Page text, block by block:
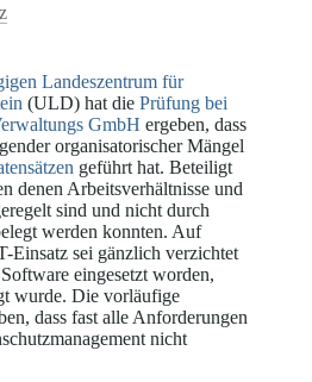
Landeszentrum für
(ULD) hat die Prüfung bei
GmbH ergeben, dass
organisatorischer Mängel
geführt hat. Beteiligt
denen Arbeitsverhältnisse und
sind und nicht durch
werden konnten. Auf
Einsatz sei gänzlich verzichtet
eingesetzt worden,
wurde. Die vorläufige
dass fast alle Anforderungen
nicht